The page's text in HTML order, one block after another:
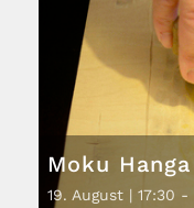
Moku
19. August | 17:30 -